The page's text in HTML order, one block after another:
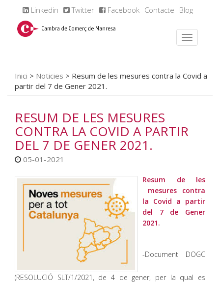
Linkedin Twitter Facebook Contacte Blog
Inici > Noticies > Resum de les mesures contra la Covid a
partir del 7 de Gener 2021.
RESUM DE LES MESURES
CONTRA LA COVID A PARTIR
DEL 7 DE GENER 2021.
05-01-2021
Resum de les
mesures contra
la Covid a partir
del 7 de Gener
2021.
-Document DOGC
(RESOLUCIÓ SLT/1/2021, de 4 de gener, per la qual es